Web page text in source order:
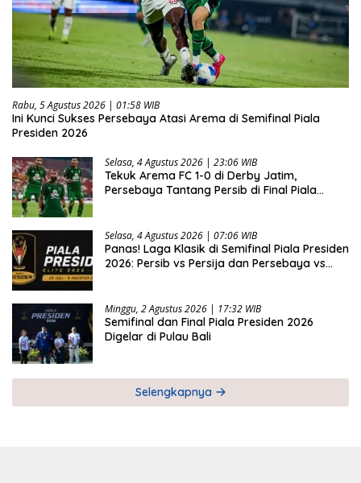
Rabu, 5 Agustus 2026 | 01:58 WIB
Ini Kunci Sukses Persebaya Atasi Arema di Semifinal Piala
Presiden 2026
Selasa, 4 Agustus 2026 | 23:06 WIB
Tekuk Arema FC 1-0 di Derby Jatim,
Persebaya Tantang Persib di Final Piala
Selasa, 4 Agustus 2026 | 07:06 WIB
Panas! Laga Klasik di Semifinal Piala Presiden
2026: Persib vs Persija dan Persebaya vs
Minggu, 2 Agustus 2026 | 17:32 WIB
Semifinal dan Final Piala Presiden 2026
Digelar di Pulau Bali
Selengkapnya